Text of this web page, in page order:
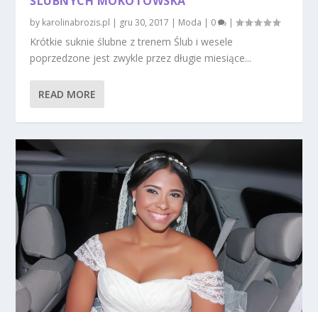
by karolinabrozis.pl | gru 30, 2017 | Moda | 0 |
Krótkie suknie ślubne z trenem Ślub i wesele
poprzedzone jest zwykle przez długie miesiące...
READ MORE